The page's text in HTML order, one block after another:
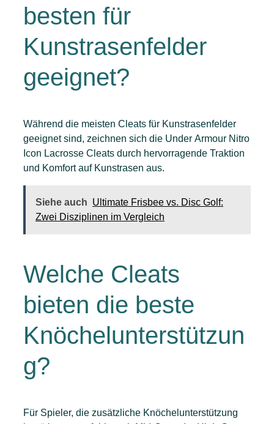
besten für
Kunstrasenfelder
geeignet?
Während die meisten Cleats für Kunstrasenfelder
geeignet sind, zeichnen sich die Under Armour Nitro
Icon Lacrosse Cleats durch hervorragende Traktion
und Komfort auf Kunstrasen aus.
Siehe auch Ultimate Frisbee vs. Disc Golf:
Zwei Disziplinen im Vergleich
Welche Cleats
bieten die beste
Knöchelunterstützun
g?
Für Spieler, die zusätzliche Knöchelunterstützung